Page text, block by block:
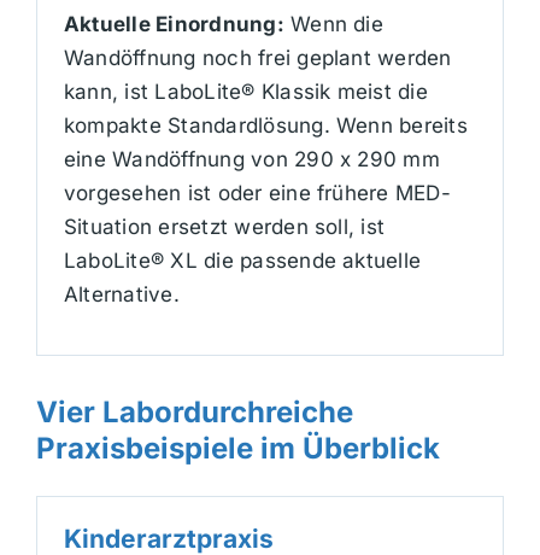
Aktuelle Einordnung: Wenn die
Wandöffnung noch frei geplant werden
kann, ist LaboLite® Klassik meist die
kompakte Standardlösung. Wenn bereits
eine Wandöffnung von 290 x 290 mm
vorgesehen ist oder eine frühere MED-
Situation ersetzt werden soll, ist
LaboLite® XL die passende aktuelle
Alternative.
Vier Labordurchreiche
Praxisbeispiele im Überblick
Kinderarztpraxis